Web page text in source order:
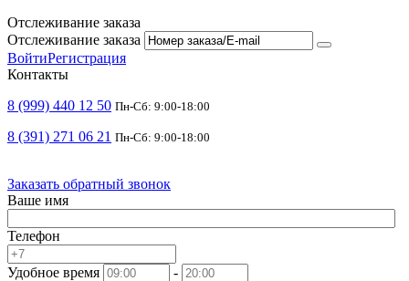
Отслеживание заказа
Отслеживание заказа
ВойтиРегистрация
Контакты
8 (999) 440 12 50 Пн-Сб: 9:00-18:00
8 (391) 271 06 21 Пн-Сб: 9:00-18:00
Заказать обратный звонок
Ваше имя
Телефон
Удобное время
-